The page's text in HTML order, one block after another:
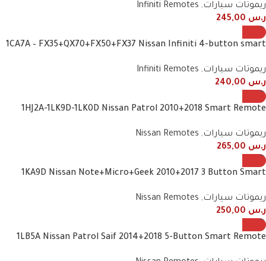
ريموتات سيارات,
Infiniti Remotes
ر.س
1CA7A – FX35+QX70+FX50+FX37 Nissan Infiniti 4-button smart
ريموتات سيارات,
Infiniti Remotes
ر.س
1HJ2A-1LK9D-1LK0D Nissan Patrol 2010+2018 Smart Remote
ريموتات سيارات,
Nissan Remotes
ر.س
1KA9D Nissan Note+Micro+Geek 2010+2017 3 Button Smart
ريموتات سيارات,
Nissan Remotes
ر.س
1LB5A Nissan Patrol Saif 2014+2018 5-Button Smart Remote